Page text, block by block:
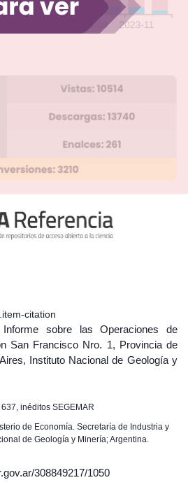
citation
sobre las Operaciones de
San Francisco Nro. 1, Provincia de
Instituto Nacional de Geología y
inéditos SEGEMAR
de Economía. Secretaría de Industria y
de Geología y Minería; Argentina.
308849217/1050